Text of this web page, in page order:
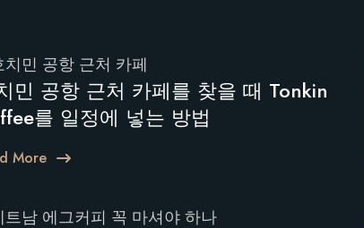
민 공항 근처 카페를 찾을 때 Tonkin
를 일정에 넣는 방법
More